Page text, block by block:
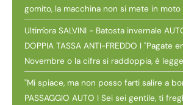
gomito, la macchina non si mete in moto
Ultim'ora SALVINI - Batosta invernale
DOPPIA TASSA ANTI-FREDDO I "Pagate
Novembre o la cifra si raddoppia, è
"Mi spiace, ma non posso farti salire a
PASSAGGIO AUTO I Sei sei gentile, ti